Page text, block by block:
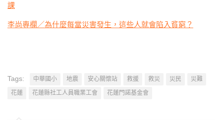
課
李尚專欄／為什麼每當災害發生，這些人就會陷入貧窮？
Tags: 中華國小 地震 安心關懷站 救援 救災 災民
災難
花蓮
花蓮縣社工人員職業工會 花蓮門諾基金會